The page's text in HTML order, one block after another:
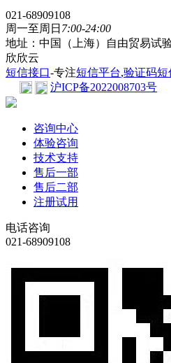
021-68909108
周一至周日 7:00-24:00
地址：中国（上海）自由贸易试
欣欣云
短信接口-专注短信平台,验证码短
沪ICP备2022008703号
咨询中心
体验咨询
技术支持
售后一部
售后二部
注册试用
电话咨询
021-68909108